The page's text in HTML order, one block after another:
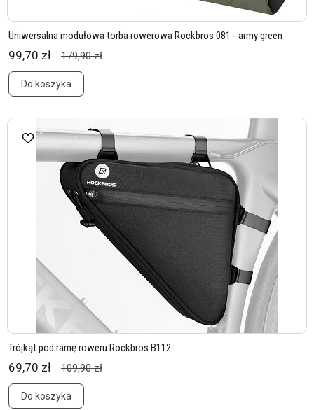
Uniwersalna modułowa torba rowerowa Rockbros 081 - army green
99,70 zł 179,90 zł
Do koszyka
Trójkąt pod ramę roweru Rockbros B112
69,70 zł 109,90 zł
Do koszyka